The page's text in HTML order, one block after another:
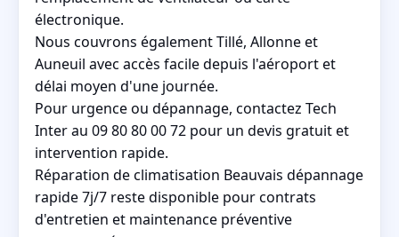
électronique.
Nous couvrons également Tillé, Allonne et
Auneuil avec accès facile depuis l'aéroport et
délai moyen d'une journée.
Pour urgence ou dépannage, contactez Tech
Inter au 09 80 80 00 72 pour un devis gratuit et
intervention rapide.
Réparation de climatisation Beauvais dépannage
rapide 7j/7 reste disponible pour contrats
d'entretien et maintenance préventive